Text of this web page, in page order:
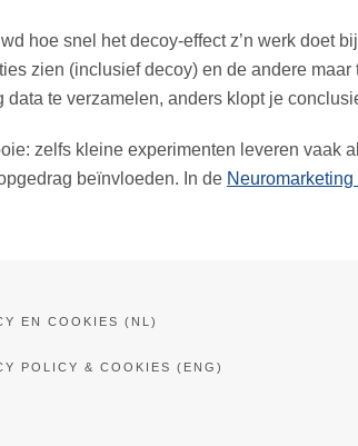
hoe snel het decoy-effect z’n werk doet
zien (inclusief decoy) en de andere
data te verzamelen, anders klopt je
zelfs kleine experimenten leveren vaak
beïnvloeden. In de
EN COOKIES (NL)
POLICY & COOKIES (ENG)